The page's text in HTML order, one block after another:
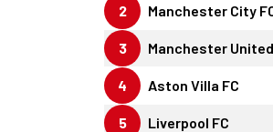
2 Manchester City
3 Manchester United
4 Aston Villa FC
5 Liverpool FC